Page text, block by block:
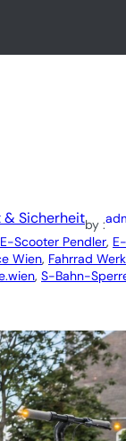
& Sicherheitby :
E-Scooter Pendler,
Wien, Fahrrad
, S-Bahn-